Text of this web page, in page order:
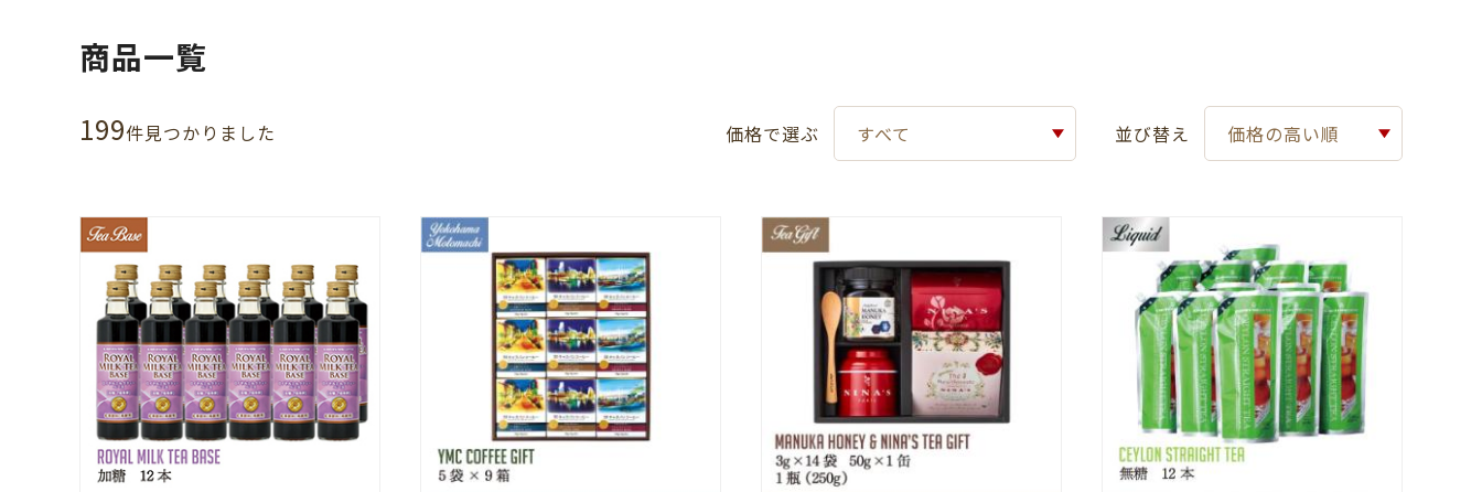
商品一覧
199件⾒つかりました 価格で選ぶ すべて 並び替え 価格の高い順